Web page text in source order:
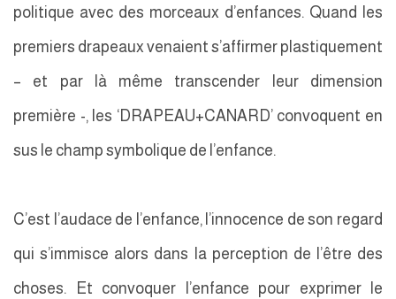
politique avec des morceaux d’enfances. Quand les
premiers drapeaux venaient s’affirmer plastiquement
– et par là même transcender leur dimension
première -, les ‘DRAPEAU+CANARD’ convoquent en
sus le champ symbolique de l’enfance.
C’est l’audace de l’enfance, l’innocence de son regard
qui s’immisce alors dans la perception de l’être des
choses. Et convoquer l’enfance pour exprimer le